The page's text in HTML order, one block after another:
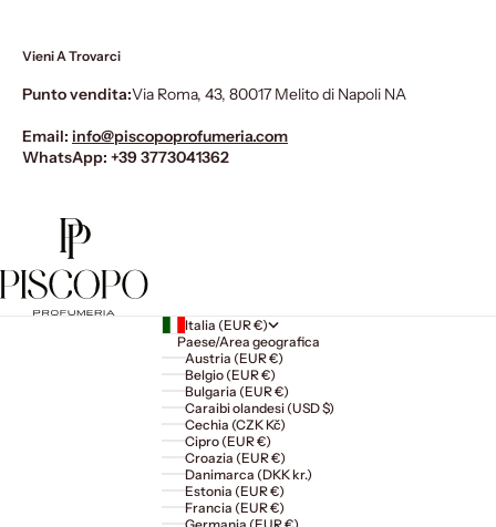
Vieni A Trovarci
Punto vendita:Via Roma, 43, 80017 Melito di Napoli NA
Email: info@piscopoprofumeria.com
WhatsApp: +39 3773041362
Italia (EUR €)
Paese/Area geografica
Austria (EUR €)
Belgio (EUR €)
Bulgaria (EUR €)
Caraibi olandesi (USD $)
Cechia (CZK Kč)
Cipro (EUR €)
Croazia (EUR €)
Danimarca (DKK kr.)
Estonia (EUR €)
Francia (EUR €)